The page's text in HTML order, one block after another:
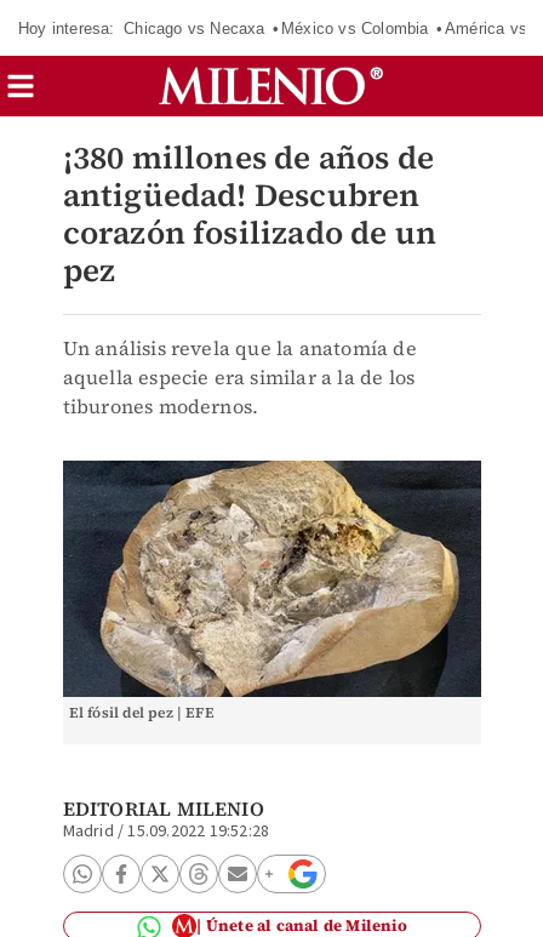
Hoy interesa: Chicago vs Necaxa México vs Colombia América vs
¡380 millones de años de
antigüedad! Descubren
corazón fosilizado de un
pez
Un análisis revela que la anatomía de
aquella especie era similar a la de los
tiburones modernos.
El fósil del pez | EFE
EDITORIAL MILENIO
Madrid /15.09.2022 19:52:28
Únete al canal de Milenio